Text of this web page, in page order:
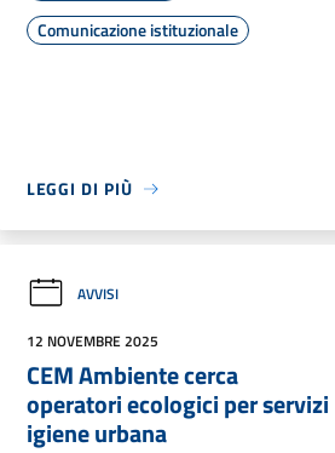
Comunicazione istituzionale
LEGGI DI PIÙ
AVVISI
12 NOVEMBRE 2025
CEM Ambiente cerca
operatori ecologici per servizi
igiene urbana